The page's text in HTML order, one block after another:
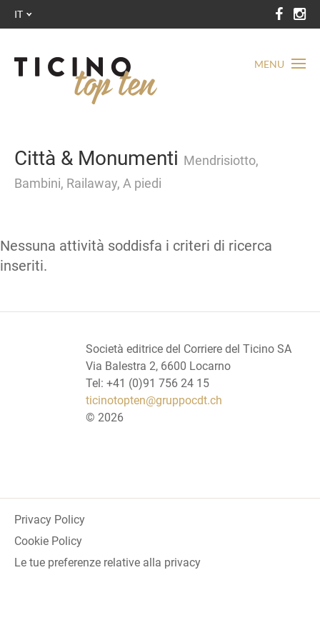
MENU
IT
Città & Monumenti Mendrisiotto,
Bambini, Railaway, A piedi
Nessuna attività soddisfa i criteri di ricerca
inseriti.
Società editrice del Corriere del Ticino SA
Via Balestra 2, 6600 Locarno
Tel: +41 (0)91 756 24 15
ticinotopten@gruppocdt.ch
© 2026
Privacy Policy
Cookie Policy
Le tue preferenze relative alla privacy